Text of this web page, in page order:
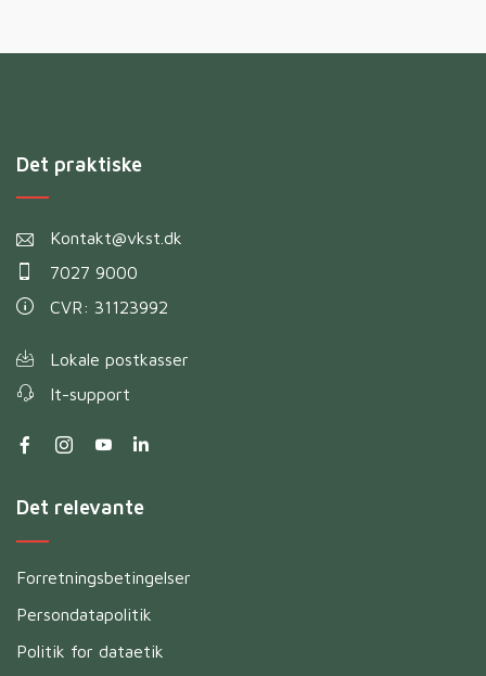
Det praktiske
Kontakt@vkst.dk
7027 9000
CVR: 31123992
Lokale postkasser
It-support
Det relevante
Forretningsbetingelser
Persondatapolitik
Politik for dataetik